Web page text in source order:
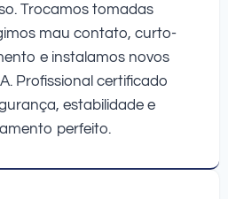
Trocamos tomadas
mau contato, curto-
e instalamos novos
Profissional certificado
estabilidade e
perfeito.